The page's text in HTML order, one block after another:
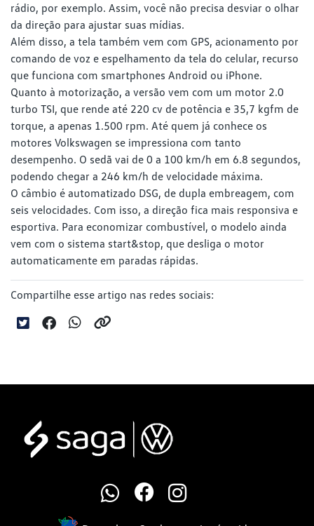
rádio, por exemplo. Assim, você não precisa desviar o olhar
da direção para ajustar suas mídias.
Além disso, a tela também vem com GPS, acionamento por
comando de voz e espelhamento da tela do celular, recurso
que funciona com smartphones Android ou iPhone.
Quanto à motorização, a versão vem com um motor 2.0
turbo TSI, que rende até 220 cv de potência e 35,7 kgfm de
torque, a apenas 1.500 rpm. Até quem já conhece os
motores Volkswagen se impressiona com tanto
desempenho. O sedã vai de 0 a 100 km/h em 6.8 segundos,
podendo chegar a 246 km/h de velocidade máxima.
O câmbio é automatizado DSG, de dupla embreagem, com
seis velocidades. Com isso, a direção fica mais responsiva e
esportiva. Para economizar combustível, o modelo ainda
vem com o sistema start&stop, que desliga o motor
automaticamente em paradas rápidas.
Compartilhe esse artigo nas redes sociais: